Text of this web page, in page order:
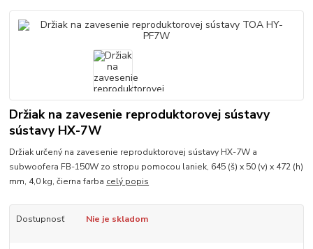
Držiak na zavesenie reproduktorovej sústavy
sústavy HX-7W
Držiak určený na zavesenie reproduktorovej sústavy HX-7W a
subwoofera FB-150W zo stropu pomocou laniek, 645 (š) x 50 (v) x 472 (h)
mm, 4,0 kg, čierna farba celý popis
Dostupnosť Nie je skladom